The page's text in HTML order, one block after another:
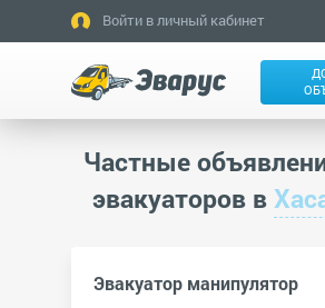
Войти в личный кабинет
Частные
эвакуаторов в
Эвакуатор манипулятор